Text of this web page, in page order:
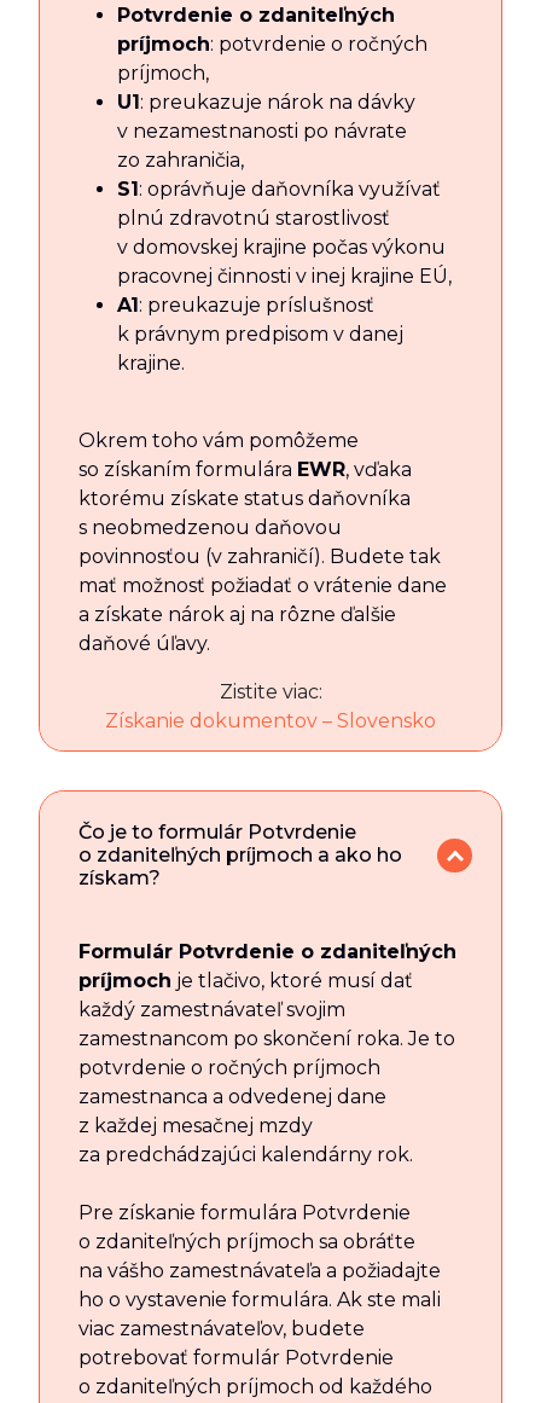
Potvrdenie o zdaniteľných
príjmoch: potvrdenie o ročných
príjmoch,
U1: preukazuje nárok na dávky
v nezamestnanosti po návrate
zo zahraničia,
S1: oprávňuje daňovníka využívať
plnú zdravotnú starostlivosť
v domovskej krajine počas výkonu
pracovnej činnosti v inej krajine EÚ,
A1: preukazuje príslušnosť
k právnym predpisom v danej
krajine.
Okrem toho vám pomôžeme
so získaním formulára EWR, vďaka
ktorému získate status daňovníka
s neobmedzenou daňovou
povinnosťou (v zahraničí). Budete tak
mať možnosť požiadať o vrátenie dane
a získate nárok aj na rôzne ďalšie
daňové úľavy.
Zistite viac:
Získanie dokumentov – Slovensko
Čo je to formulár Potvrdenie
o zdaniteľných príjmoch a ako ho
získam?
Formulár Potvrdenie o zdaniteľných
príjmoch je tlačivo, ktoré musí dať
každý zamestnávateľ svojim
zamestnancom po skončení roka. Je to
potvrdenie o ročných príjmoch
zamestnanca a odvedenej dane
z každej mesačnej mzdy
za predchádzajúci kalendárny rok.
Pre získanie formulára Potvrdenie
o zdaniteľných príjmoch sa obráťte
na vášho zamestnávateľa a požiadajte
ho o vystavenie formulára. Ak ste mali
viac zamestnávateľov, budete
potrebovať formulár Potvrdenie
o zdaniteľných príjmoch od každého